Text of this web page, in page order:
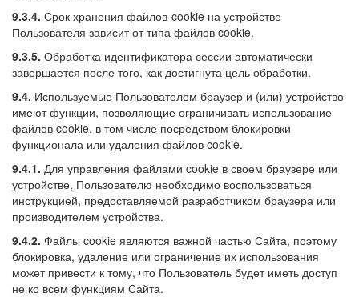
9.3.4. Срок хранения файлов-cookie на устройстве
Пользователя зависит от типа файлов cookie.
9.3.5. Обработка идентификатора сессии автоматически
завершается после того, как достигнута цель обработки.
9.4. Используемые Пользователем браузер и (или) устройство
имеют функции, позволяющие ограничивать использование
файлов cookie, в том числе посредством блокировки
функционала или удаления файлов cookie.
9.4.1. Для управления файлами cookie в своем браузере или
устройстве, Пользователю необходимо воспользоваться
инструкцией, предоставляемой разработчиком браузера или
производителем устройства.
9.4.2. Файлы cookie являются важной частью Сайта, поэтому
блокировка, удаление или ограничение их использования
может привести к тому, что Пользователь будет иметь доступ
не ко всем функциям Сайта.